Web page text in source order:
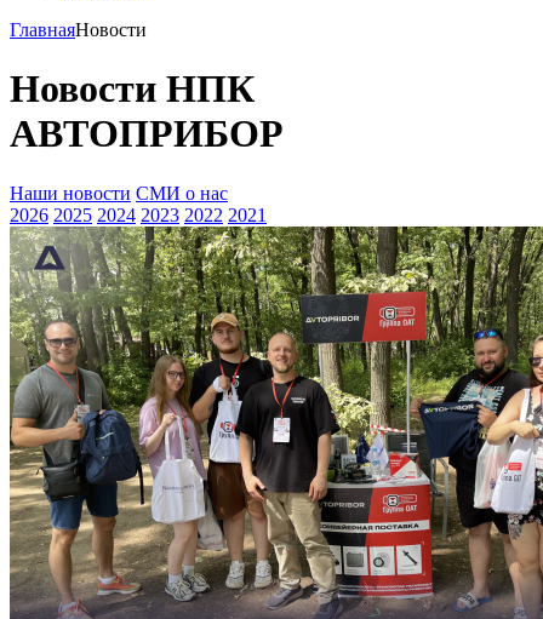
ГлавнаяНовости
Новости НПК
АВТОПРИБОР
Наши новости СМИ о нас
2026 2025 2024 2023 2022 2021